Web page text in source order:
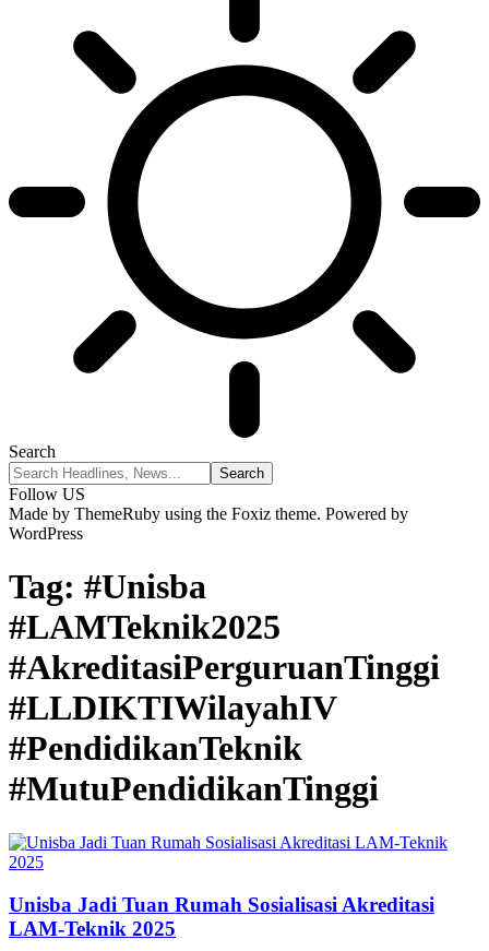
Search
Follow US
Made by ThemeRuby using the Foxiz theme. Powered by
WordPress
Tag: #Unisba
#LAMTeknik2025
#AkreditasiPerguruanTinggi
#LLDIKTIWilayahIV
#PendidikanTeknik
#MutuPendidikanTinggi
Unisba Jadi Tuan Rumah Sosialisasi Akreditasi
LAM-Teknik 2025